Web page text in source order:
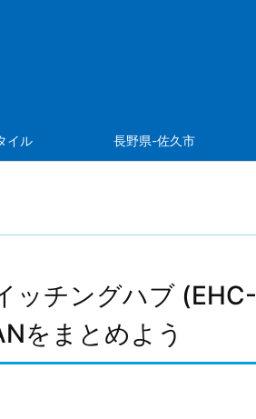
イル 長野県-佐久市
ッチングハブ (EHC-
をまとめよう